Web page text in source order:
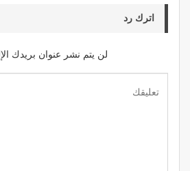
اترك رد
لن يتم نشر عنوان بريدك